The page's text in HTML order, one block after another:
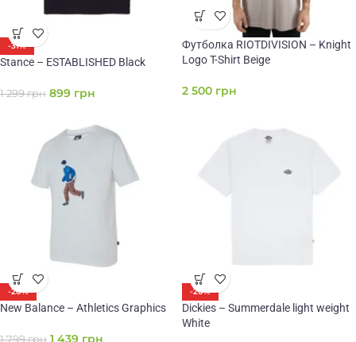
-31%
Stance – ESTABLISHED Black
1 299грн 899 грн
Футболка RIOTDIVISION – Knight
Logo T-Shirt Beige
2 500 грн
-20%
New Balance – Athletics Graphics
1 799грн 1 439 грн
-20%
Dickies – Summerdale light weight
White